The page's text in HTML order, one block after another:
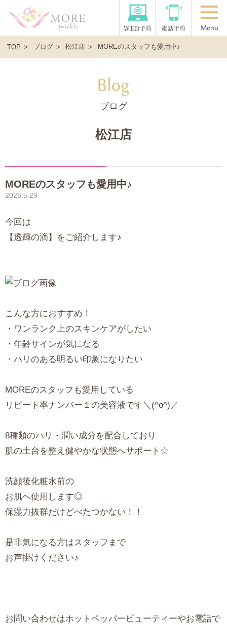
TOP ブログ 松江店 MOREのスタッフも愛用中♪
ブログ
松江店
MOREのスタッフも愛用中♪
2026.5.29
今回は
【透輝の滴】をご紹介します♪
こんな方におすすめ！
・ワンランク上のスキンケアがしたい
・年齢サインが気になる
・ハリのある明るい印象になりたい
MOREのスタッフも愛用している
リピート率ナンバー１の美容液です＼(^o^)／
8種類のハリ・潤い成分を配合しており
肌の土台を整え健やかな状態へサポート☆
洗顔後化粧水前の
お肌へ使用します◎
保湿力抜群だけどべたつかない！！
是非気になる方はスタッフまで
お声掛けください♪
お問い合わせはホットペッパービューティーやお電話で